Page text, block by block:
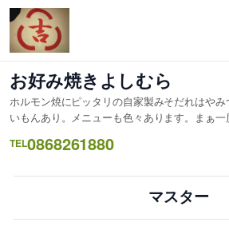
内
容
を
キ
ッ
プ
お好み焼きよしむら
ホルモン焼にピッタリの自家製みそだれはや
いもんあり。メニューも色々あります。まぁ一
TEL0868261880
マスター